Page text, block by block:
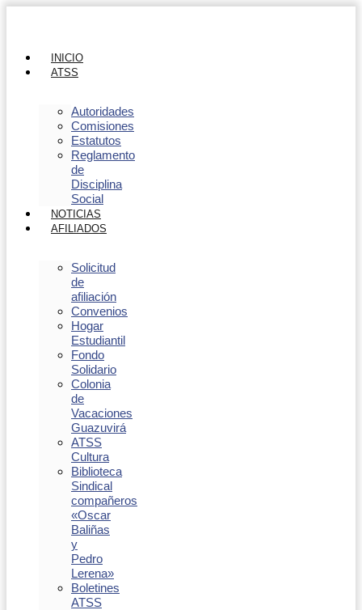
INICIO
ATSS
Autoridades
Comisiones
Estatutos
Reglamento
de
Disciplina
Social
NOTICIAS
AFILIADOS
Solicitud
de
afiliación
Convenios
Hogar
Estudiantil
Fondo
Solidario
Colonia
de
Vacaciones
Guazuvirá
ATSS
Cultura
Biblioteca
Sindical
compañeros
«Oscar
Baliñas
y
Pedro
Lerena»
Boletines
ATSS